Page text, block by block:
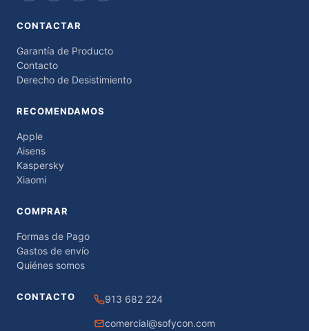
CONTACTAR
Garantía de Producto
Contacto
Derecho de Desistimiento
RECOMENDAMOS
Apple
Aisens
Kaspersky
Xiaomi
COMPRAR
Formas de Pago
Gastos de envío
Quiénes somos
CONTACTO 913 682 224
comercial@sofycon.com